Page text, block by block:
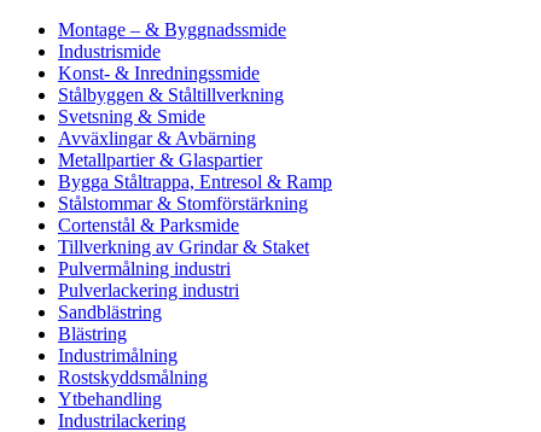
Montage – & Byggnadssmide
Industrismide
Konst- & Inredningssmide
Stålbyggen & Ståltillverkning
Svetsning & Smide
Avväxlingar & Avbärning
Metallpartier & Glaspartier
Bygga Ståltrappa, Entresol & Ramp
Stålstommar & Stomförstärkning
Cortenstål & Parksmide
Tillverkning av Grindar & Staket
Pulvermålning industri
Pulverlackering industri
Sandblästring
Blästring
Industrimålning
Rostskyddsmålning
Ytbehandling
Industrilackering